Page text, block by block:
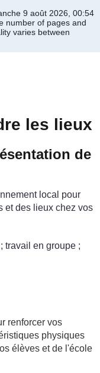
9 août 2026, 00:54
number of pages and
varies between
les lieux
de
local pour
et des lieux chez vos
travail en groupe ;
renforcer vos
physiques
élèves et de l'école